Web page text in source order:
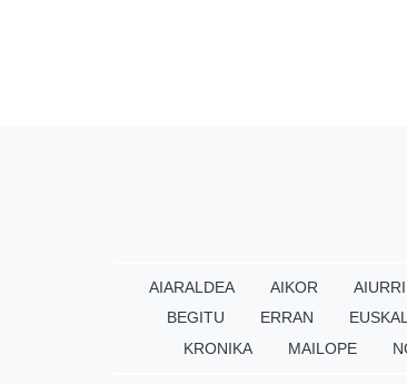
AIARALDEA AIKOR AIURRI
BEGITU
ERRAN
KRONIKA
MAILOPE